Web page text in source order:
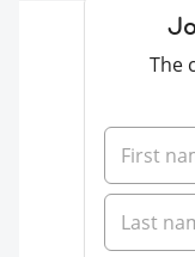
The